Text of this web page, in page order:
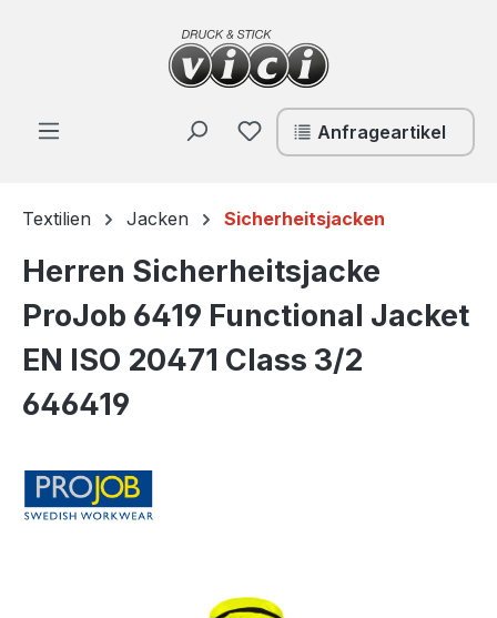
Zum Hauptinhalt springen
Du hast 0 Produkte auf
Anfrageartikel
Textilien Jacken Sicherheitsjacken
Herren Sicherheitsjacke
ProJob 6419 Functional Jacket
EN ISO 20471 Class 3/2
646419
Bildergalerie überspringen